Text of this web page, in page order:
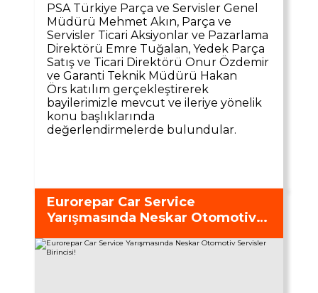
PSA Türkiye Parça ve Servisler Genel
Müdürü Mehmet Akın, Parça ve
Servisler Ticari Aksiyonlar ve Pazarlama
Direktörü Emre Tuğalan, Yedek Parça
Satış ve Ticari Direktörü Onur Özdemir
ve Garanti Teknik Müdürü Hakan
Örs katılım gerçekleştirerek
bayilerimizle mevcut ve ileriye yönelik
konu başlıklarında
değerlendirmelerde bulundular.
Eurorepar Car Service
Yarışmasında Neskar Otomotiv